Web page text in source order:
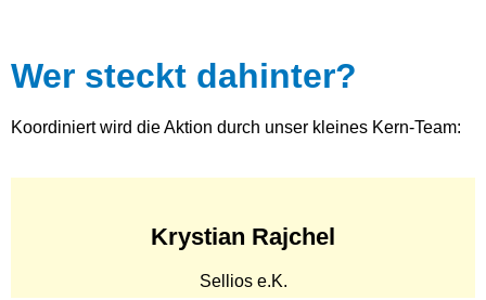
Wer steckt dahinter?
Koordiniert wird die Aktion durch unser kleines Kern-Team:
Krystian Rajchel
Sellios e.K.